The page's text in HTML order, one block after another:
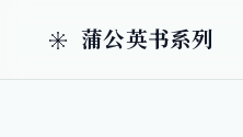
蒲公英书系列